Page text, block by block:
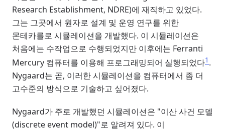
Research Establishment, NDRE)에 재직하고 있었다.
그는 그곳에서 원자로 설계 및 운영 연구를 위한
몬테카를로 시뮬레이션을 개발했다. 이 시뮬레이션은
처음에는 수작업으로 수행되었지만 이후에는 Ferranti
Mercury 컴퓨터를 이용해 프로그래밍되어 실행되었다1 .
Nygaard는 곧, 이러한 시뮬레이션을 컴퓨터에서 좀 더
고수준의 방식으로 기술하고 싶어졌다.
Nygaard가 주로 개발했던 시뮬레이션은 "이산 사건 모델
(discrete event model)"로 알려져 있다. 이